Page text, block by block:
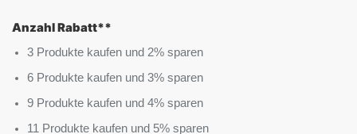
Anzahl Rabatt**
3 Produkte kaufen und 2% sparen
6 Produkte kaufen und 3% sparen
9 Produkte kaufen und 4% sparen
11 Produkte kaufen und 5% sparen